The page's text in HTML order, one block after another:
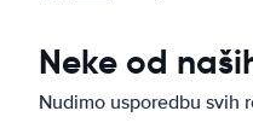
Neke od
Nudimo usporedbu svih